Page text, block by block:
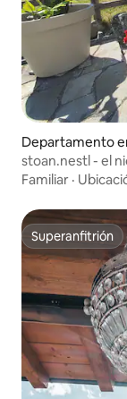
Departamento
stoan.nestl - el
Familiar ·
Superanfitrión
Superanfitrión